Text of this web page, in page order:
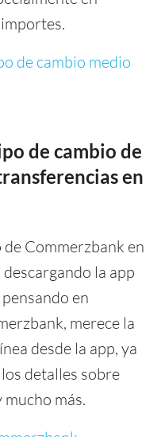
de cambio medio
de cambio de
en
Commerzbank en
la app
en
merece la
desde la app, ya
detalles sobre
mucho más.